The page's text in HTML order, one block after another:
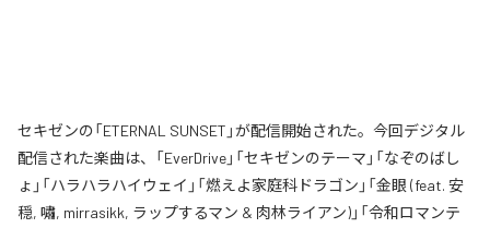
セキゼンの「ETERNAL SUNSET」が配信開始された。今回デジタル
配信された楽曲は、「EverDrive」「セキゼンのテーマ」「なぞのばし
ょ」「ハラハラハイウェイ」「燃えよ家庭科ドラゴン」「金眼 (feat. 安
穏, 嘯, mirrasikk, ラップするマン & 肉林ライアン)」「令和ロマンテ